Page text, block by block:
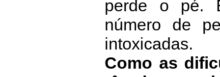
perde o pé.
número de
intoxicadas.
Como as